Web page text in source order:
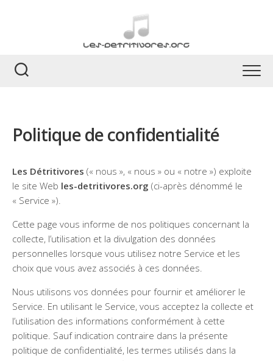
Politique de confidentialité
Les Détritivores (« nous », « nous » ou « notre ») exploite
le site Web les-detritivores.org (ci-après dénommé le
« Service »).
Cette page vous informe de nos politiques concernant la
collecte, l’utilisation et la divulgation des données
personnelles lorsque vous utilisez notre Service et les
choix que vous avez associés à ces données.
Nous utilisons vos données pour fournir et améliorer le
Service. En utilisant le Service, vous acceptez la collecte et
l’utilisation des informations conformément à cette
politique. Sauf indication contraire dans la présente
politique de confidentialité, les termes utilisés dans la